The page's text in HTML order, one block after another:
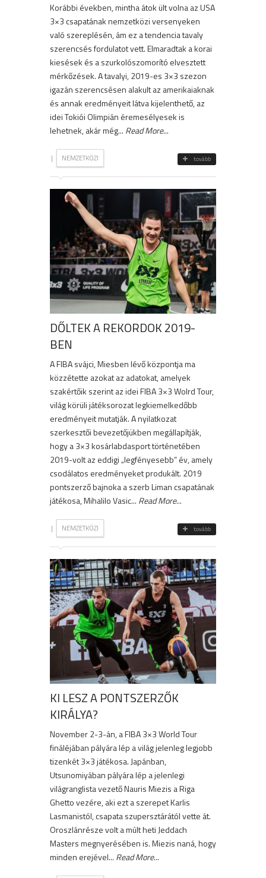
Korábbi években, mintha átok ült volna az USA
3×3 csapatának nemzetközi versenyeken
való szereplésén, ám ez a tendencia tavaly
szerencsés fordulatot vett. Elmaradtak a korai
kiesések és a szurkolószomorító elvesztett
mérkőzések. A tavalyi, 2019-es 3×3 szezon
igazán szerencsésen alakult az amerikaiaknak
és annak eredményeit látva kijelenthető, az
idei Tokiói Olimpián éremesélyesek is
lehetnek, akár még... Read More...
| NEMZETKÖZI tovább
DŐLTEK A REKORDOK 2019-
BEN
A FIBA svájci, Miesben lévő központja ma
közzétette azokat az adatokat, amelyek
szakértőik szerint az idei FIBA 3×3 Wolrd Tour,
világ körüli játéksorozat legkiemelkedőbb
eredményeit mutatják. A nyilatkozat
szerkesztői bevezetőjükben megállapítják,
hogy a 3×3 kosárlabdasport történetében
2019-volt az eddigi „legfényesebb” év, amely
csodálatos eredményeket produkált. 2019
pontszerző bajnoka a szerb Liman csapatának
játékosa, Mihalilo Vasic... Read More...
| NEMZETKÖZI tovább
KI LESZ A PONTSZERZŐK
KIRÁLYA?
November 2-3-án, a FIBA 3×3 World Tour
fináléjában pályára lép a világ jelenleg legjobb
tizenkét 3×3 játékosa. Japánban,
Utsunomiyában pályára lép a jelenlegi
világranglista vezető Nauris Miezis a Riga
Ghetto vezére, aki ezt a szerepet Karlis
Lasmanistól, csapata szupersztárától vette át.
Oroszlánrésze volt a múlt heti Jeddach
Masters megnyerésében is. Miezis naná, hogy
minden erejével... Read More...